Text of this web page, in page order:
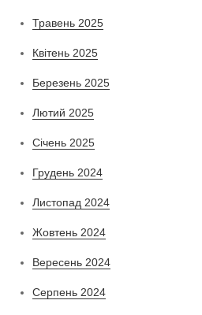
Травень 2025
Квітень 2025
Березень 2025
Лютий 2025
Січень 2025
Грудень 2024
Листопад 2024
Жовтень 2024
Вересень 2024
Серпень 2024